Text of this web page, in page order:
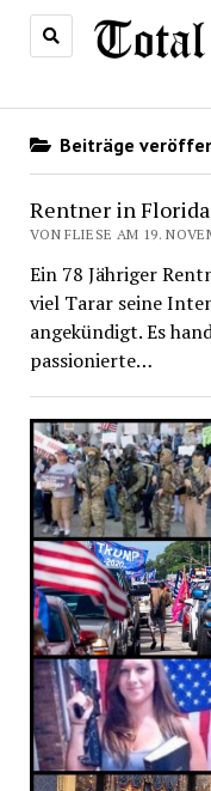
Beiträge
Rentner in
VON FLIESE AM 19.
Ein 78 Jähriger
viel Tarar seine
angekündigt. Es
passionierte…